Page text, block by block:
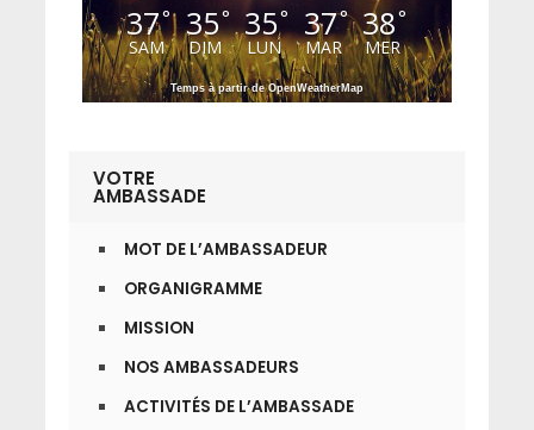
37°
SAM
35°
DIM
35°
LUN
37°
MAR
38°
MER
Temps à partir de OpenWeatherMap
VOTRE
AMBASSADE
MOT DE L’AMBASSADEUR
ORGANIGRAMME
MISSION
NOS AMBASSADEURS
ACTIVITÉS DE L’AMBASSADE